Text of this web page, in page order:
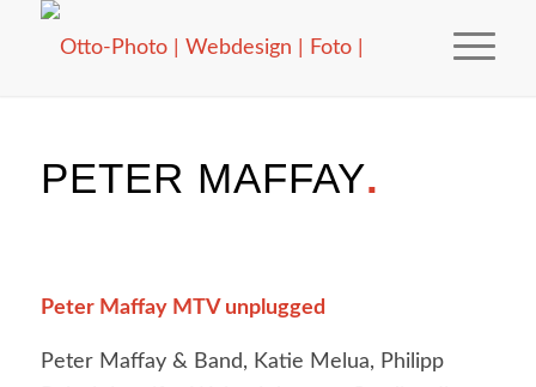
PETER MAFFAY.
Peter Maffay MTV unplugged
Peter Maffay & Band, Katie Melua, Philipp